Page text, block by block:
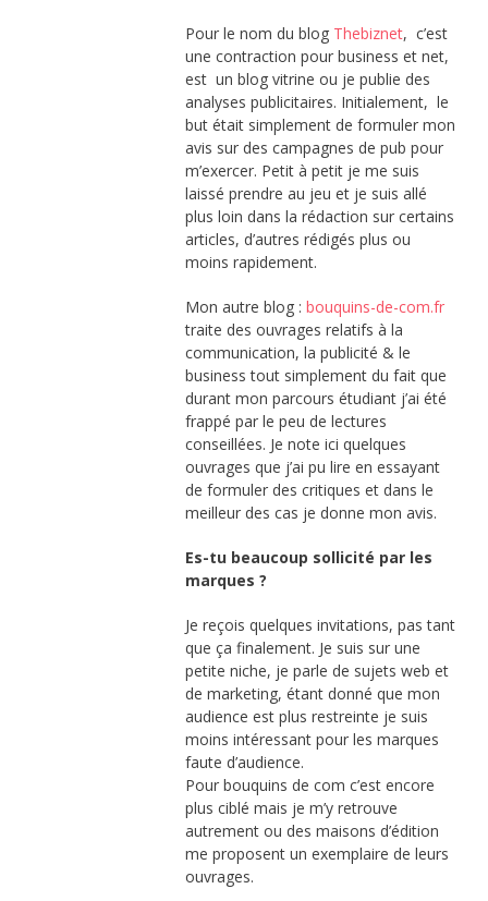
Pour le nom du blog Thebiznet, c’est
une contraction pour business et net,
est un blog vitrine ou je publie des
analyses publicitaires. Initialement, le
but était simplement de formuler mon
avis sur des campagnes de pub pour
m’exercer. Petit à petit je me suis
laissé prendre au jeu et je suis allé
plus loin dans la rédaction sur certains
articles, d’autres rédigés plus ou
moins rapidement.
Mon autre blog : bouquins-de-com.fr
traite des ouvrages relatifs à la
communication, la publicité & le
business tout simplement du fait que
durant mon parcours étudiant j’ai été
frappé par le peu de lectures
conseillées. Je note ici quelques
ouvrages que j’ai pu lire en essayant
de formuler des critiques et dans le
meilleur des cas je donne mon avis.
Es-tu beaucoup sollicité par les
marques ?
Je reçois quelques invitations, pas tant
que ça finalement. Je suis sur une
petite niche, je parle de sujets web et
de marketing, étant donné que mon
audience est plus restreinte je suis
moins intéressant pour les marques
faute d’audience.
Pour bouquins de com c’est encore
plus ciblé mais je m’y retrouve
autrement ou des maisons d’édition
me proposent un exemplaire de leurs
ouvrages.